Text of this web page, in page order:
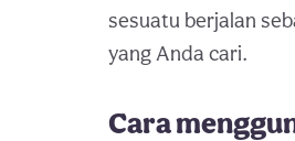
sesuatu berjalan
yang Anda cari.
Cara